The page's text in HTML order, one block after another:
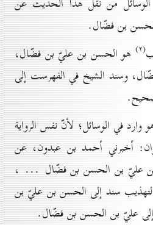
بن فضّال.
(۲)
هو الحسن بن عليّ بن فضّال،
وسند الشيخ في الفهرست إلى
في الوسائل؛ لأنّ نفس الرواية
أخبرني أحمد بن عبدون، عن
عن عليّ بن الحسن بن فضّال ... ،
سند إلى الحسن بن عليّ بن
إلى عليّ بن الحسن بن فضّال.